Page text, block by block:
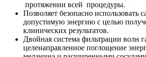
протяжении всей процедуры.
Позволяет безопасно использовать
допустимую энергию с целью
клинических результатов.
Двойная система фильтрации волн
целенаправленное поглощение